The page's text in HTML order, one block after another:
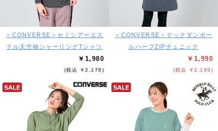
＜CONVERSE＞セミシアーエス
テル天竺袖シャーリングTシャツ
￥1,980
(税込 ￥2,178)
＜CONVERSE＞テックダンボー
ルハーフZIPチュニック
￥1,990
(税込 ￥2,189)